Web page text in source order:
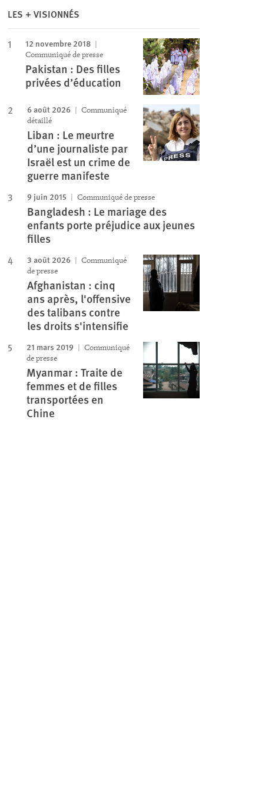
LES + VISIONNÉS
12 novembre 2018
Communiqué de presse
Pakistan : Des filles
privées d’éducation
6 août 2026
Communiqué
détaillé
Liban : Le meurtre
d’une journaliste par
Israël est un crime de
guerre manifeste
9 juin 2015 Communiqué de presse
Bangladesh : Le mariage des
enfants porte préjudice aux jeunes
filles
3 août 2026
Communiqué
de presse
Afghanistan : cinq
ans après, l'offensive
des talibans contre
les droits s'intensifie
21 mars 2019
Communiqué
de presse
Myanmar : Traite de
femmes et de filles
transportées en
Chine